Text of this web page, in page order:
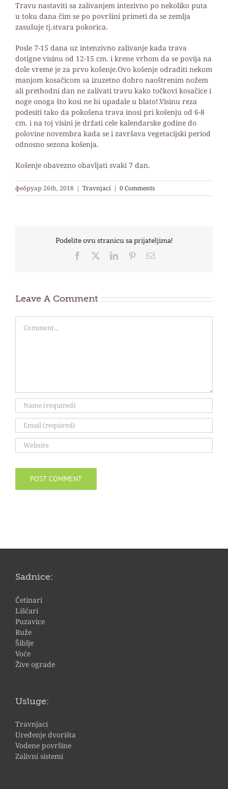
Travu nastaviti sa zalivanjem intezivno po nekoliko puta
u toku dana čim se po površini primeti da se zemlja
zasušuje tj.stvara pokorica.
Posle 7-15 dana uz intenzivno zalivanje kada trava
dotigne visinu od 12-15 cm. i krene vrhom da se povija na
dole vreme je za prvo košenje.Ovo košenje odraditi nekom
manjom kosačicom sa izuzetno dobro naoštrenim nožem
ali prethodni dan ne zalivati travu kako točkovi kosačice i
noge onoga što kosi ne bi upadale u blato!.Visinu reza
podesiti tako da pokošena trava inosi pri košenju od 6-8
cm. i na toj visini je držati cele kalendarske godine do
polovine novembra kada se i završava vegetacijski period
odnosno sezona košenja.
Košenje obavezno obavljati svaki 7 dan.
фебруар 26th, 2018 | Travnjaci | 0 Comments
Podelite ovu stranicu sa prijateljima!
Facebook LinkedInPinterestEmail
Leave A Comment
Sadnice:
Četinari
Lišćari
Puzavice
Ruže
Šiblje
Voće
Žive ograde
Usluge:
Travnjaci
Uređenje dvorišta
Vodene površine
Zalivni sistemi